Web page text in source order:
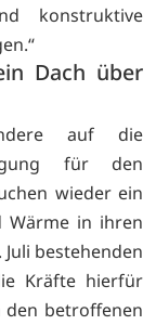
konstruktive
Dach über
auf die
für den
wieder ein
Wärme in ihren
bestehenden
Kräfte hierfür
den betroffenen